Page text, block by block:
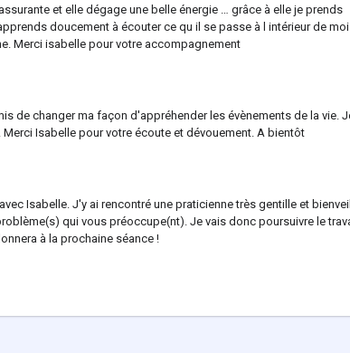
et elle dégage une belle énergie … grâce à elle je prends
doucement à écouter ce qu il se passe à l intérieur de
Merci isabelle pour votre accompagnement
de changer ma façon d'appréhender les évènements de la vie.
Isabelle pour votre écoute et dévouement. A bientôt
Isabelle. J'y ai rencontré une praticienne très gentille et
qui vous préoccupe(nt). Je vais donc poursuivre le
à la prochaine séance !